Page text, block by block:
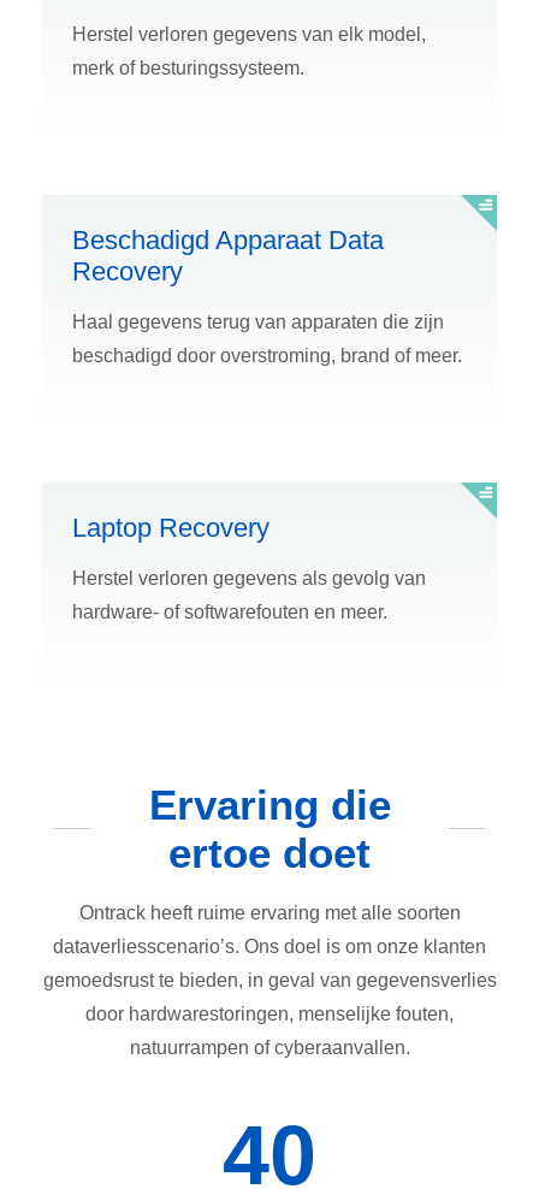
Herstel verloren gegevens van elk model,
merk of besturingssysteem.
Beschadigd Apparaat Data
Recovery
Haal gegevens terug van apparaten die zijn
beschadigd door overstroming, brand of meer.
Laptop Recovery
Herstel verloren gegevens als gevolg van
hardware- of softwarefouten en meer.
Ervaring die
ertoe doet
Ontrack heeft ruime ervaring met alle soorten
dataverliesscenario’s. Ons doel is om onze klanten
gemoedsrust te bieden, in geval van gegevensverlies
door hardwarestoringen, menselijke fouten,
natuurrampen of cyberaanvallen.
40